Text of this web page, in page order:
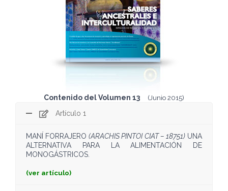
Contenido del Volumen 13 (Junio 2015)
Artículo 1
MANÍ FORRAJERO(ARACHIS PINTOI CIAT – 18751)UNA
ALTERNATIVA PARA LA ALIMENTACIÓN DE
MONOGÁSTRICOS.
(ver artículo)